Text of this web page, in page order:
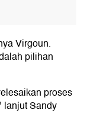
Virgoun.
pilihan
proses
lanjut Sandy